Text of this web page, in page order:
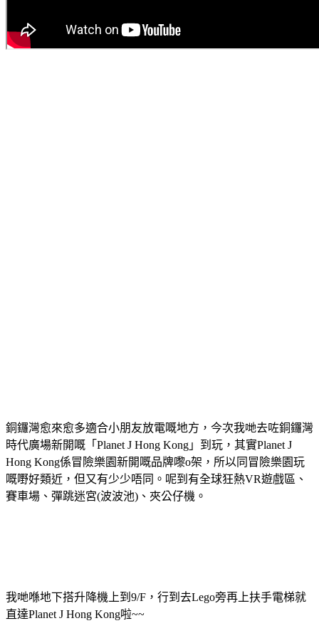
銅鑼灣愈來愈多適合小朋友放電嘅地方，今次我哋去咗銅鑼灣
時代廣場新開嘅「Planet J Hong Kong」到玩，其實Planet J
Hong Kong係冒險樂園新開嘅品牌嚟o架，所以同冒險樂園玩
嘅嘢好類近，但又有少少唔同。呢到有全球狂熱VR遊戲區、
賽車場、彈跳迷宮(波波池)、夾公仔機。
我哋喺地下搭升降機上到9/F，行到去Lego旁再上扶手電梯就
直達Planet J Hong Kong啦~~